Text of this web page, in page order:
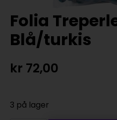
Folia
Blå/turkis
kr 72,00
3 på lager